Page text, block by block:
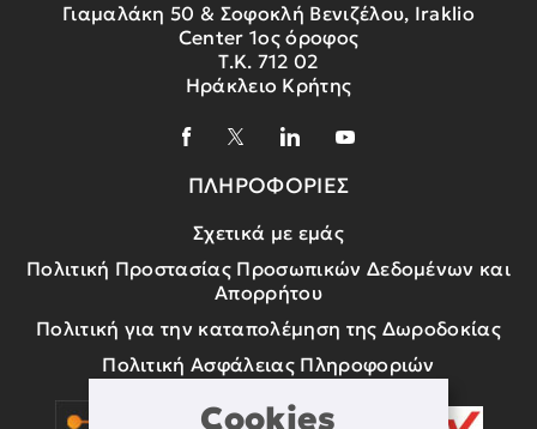
Cookies
Γιαμαλάκη 50 & Σοφοκλή Βενιζέλου, Iraklio
Center 1ος όροφος
Τ.Κ. 712 02
Ηράκλειο Κρήτης
ΠΛΗΡΟΦΟΡΙΕΣ
Σχετικά με εμάς
Πολιτική Προστασίας Προσωπικών Δεδομένων και
Απορρήτου
Πολιτική για την καταπολέμηση της Δωροδοκίας
Πολιτική Ασφάλειας Πληροφοριών